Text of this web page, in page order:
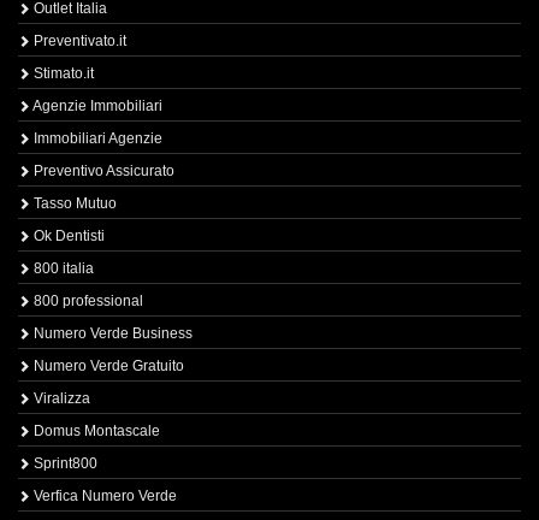
Outlet Italia
Preventivato.it
Stimato.it
Agenzie Immobiliari
Immobiliari Agenzie
Preventivo Assicurato
Tasso Mutuo
Ok Dentisti
800 italia
800 professional
Numero Verde Business
Numero Verde Gratuito
Viralizza
Domus Montascale
Sprint800
Verfica Numero Verde